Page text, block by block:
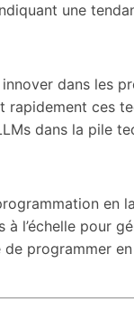
une
dans les
rapidement ces
dans la pile
en
l’échelle pour
programmer